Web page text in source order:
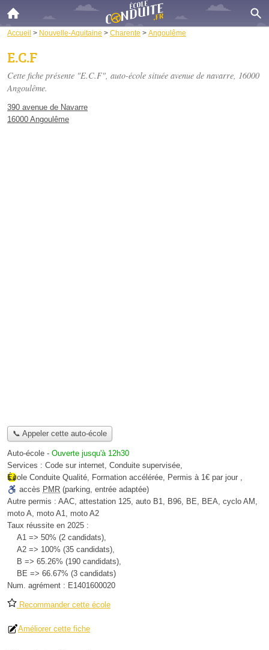
Accueil > Nouvelle-Aquitaine > Charente > Angoulême
E.C.F
Cette fiche présente "E.C.F", auto-école située avenue de navarre, 16000
Angoulême.
390 avenue de Navarre
16000 Angoulême
📞 Appeler cette auto-école
Auto-école - Ouverte jusqu'à 12h30
Services : Code sur internet, Conduite supervisée,
École Conduite Qualité, Formation accélérée, Permis à 1€ par jour ,
accès PMR (parking, entrée adaptée)
Autre permis : AAC, attestation 125, auto B1, B96, BE, BEA, cyclo AM,
moto A, moto A1, moto A2
Taux réussite en 2025 :
A1 => 50% (2 candidats),
A2 => 100% (35 candidats),
B => 65.26% (190 candidats),
BE => 66.67% (3 candidats)
Num. agrément : E1401600020
Recommander cette école
Améliorer cette fiche